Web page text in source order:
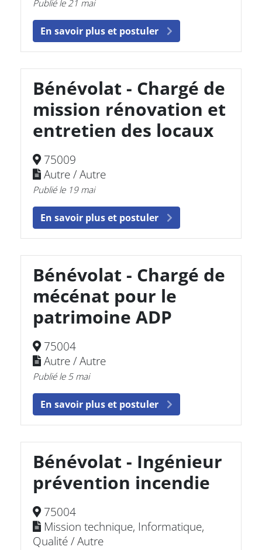
Publié le 21 mai
En savoir plus et postuler
Bénévolat - Chargé de
mission rénovation et
entretien des locaux
75009
Autre / Autre
Publié le 19 mai
En savoir plus et postuler
Bénévolat - Chargé de
mécénat pour le
patrimoine ADP
75004
Autre / Autre
Publié le 5 mai
En savoir plus et postuler
Bénévolat - Ingénieur
prévention incendie
75004
Mission technique, Informatique,
Qualité / Autre